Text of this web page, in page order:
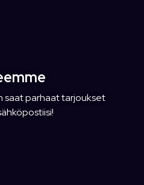
saat parhaat tarjoukset